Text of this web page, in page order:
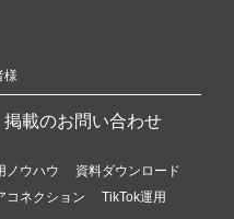
様
掲載のお問い合わせ
ノウハウ
資料ダウンロード
コネクション
TikTok運用